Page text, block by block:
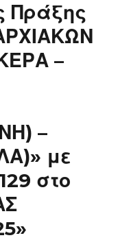
Πράξης
–
–
με
στο